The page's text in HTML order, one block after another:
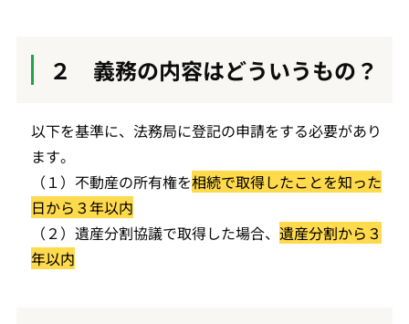
２ 義務の内容はどういうもの？
以下を基準に、法務局に登記の申請をする必要があり
ます。
（１）不動産の所有権を相続で取得したことを知った
日から３年以内
（２）遺産分割協議で取得した場合、 遺産分割から３
年以内